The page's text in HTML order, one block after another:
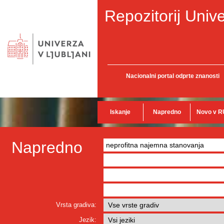
Repozitorij
Nacionalni portal odprte znanosti
Iskanje Napredno Novo v
Napredno
Vrsta gradiva:
Jezik: